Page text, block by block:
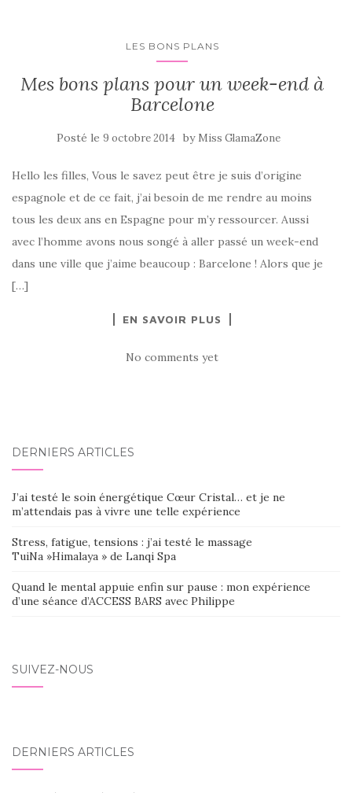
LES BONS PLANS
Mes bons plans pour un week-end à
Barcelone
Posté le 9 octobre 2014 by Miss GlamaZone
Hello les filles, Vous le savez peut être je suis d’origine
espagnole et de ce fait, j’ai besoin de me rendre au moins
tous les deux ans en Espagne pour m’y ressourcer. Aussi
avec l’homme avons nous songé à aller passé un week-end
dans une ville que j’aime beaucoup : Barcelone ! Alors que je
[…]
EN SAVOIR PLUS
No comments yet
DERNIERS ARTICLES
J’ai testé le soin énergétique Cœur Cristal… et je ne
m’attendais pas à vivre une telle expérience
Stress, fatigue, tensions : j’ai testé le massage
TuiNa »Himalaya » de Lanqi Spa
Quand le mental appuie enfin sur pause : mon expérience
d’une séance d’ACCESS BARS avec Philippe
SUIVEZ-NOUS
DERNIERS ARTICLES